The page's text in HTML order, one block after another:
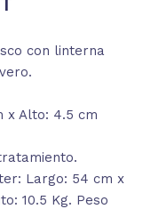
con linterna
x Alto: 4.5 cm
Largo: 54 cm x
10.5 Kg. Peso